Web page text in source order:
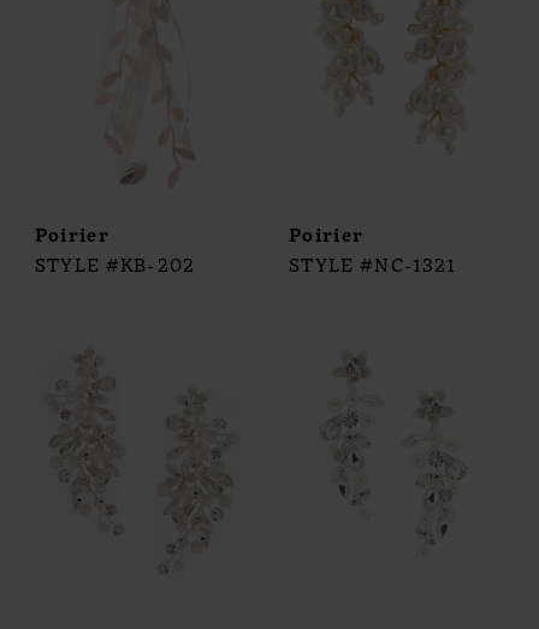
Poirier
STYLE #KB-202
Poirier
STYLE #NC-1321